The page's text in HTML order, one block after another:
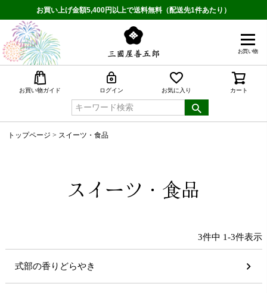
お買い上げ金額5,400円以上で送料無料（配送先1件あたり）
お買い物
お買い物ガイド ログイン お気に入り カート
トップページ スイーツ・食品
スイーツ・食品
3件中 1-3件表示
式部の香りどらやき